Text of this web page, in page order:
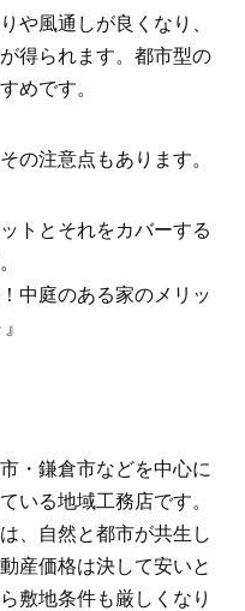
や風通しが良くなり、
得られます。都市型の
めです。
の注意点もあります。
トとそれをカバーする
中庭のある家のメリッ
・鎌倉市などを中心に
いる地域工務店です。
、自然と都市が共生し
産価格は決して安いと
敷地条件も厳しくなり